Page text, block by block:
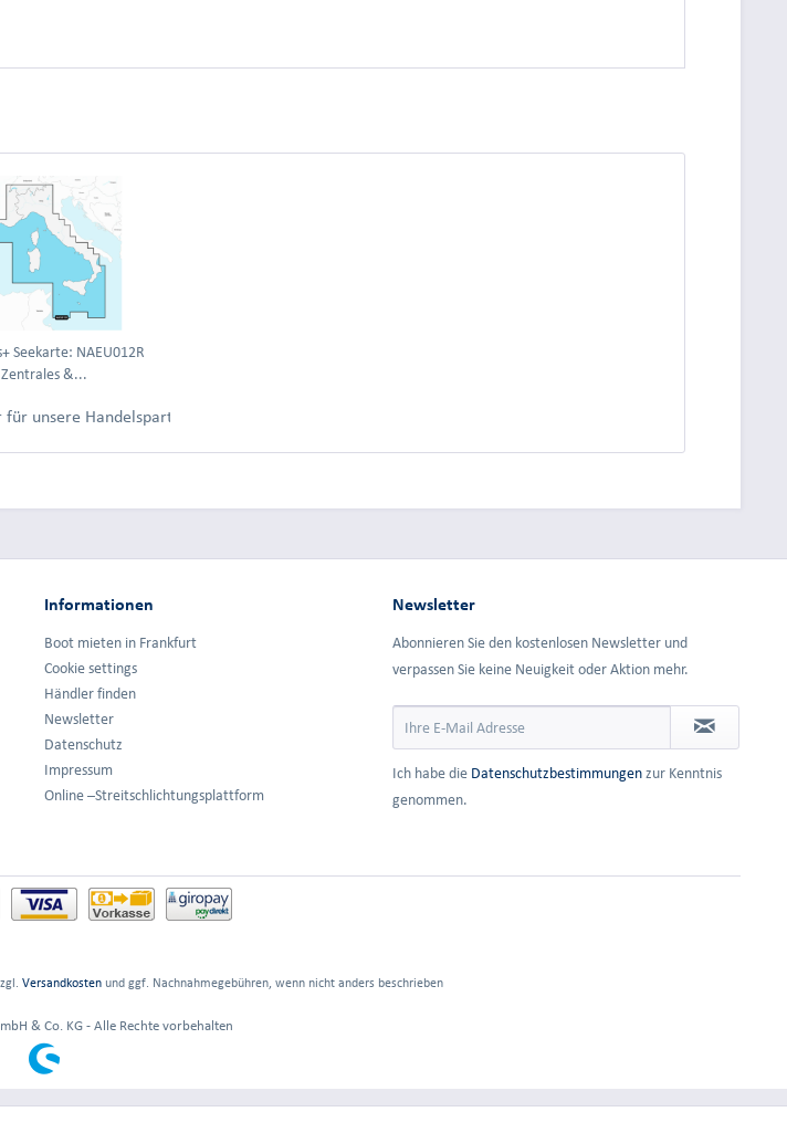
Seekarte: NAEU012R
Zentrales &...
für unsere Handelspartner nach Anmeldung.
Informationen
Boot mieten in Frankfurt
Cookie settings
Händler finden
Newsletter
Datenschutz
Impressum
Online –Streitschlichtungsplattform
Newsletter
Abonnieren Sie den kostenlosen Newsletter und
verpassen Sie keine Neuigkeit oder Aktion mehr.
Ich habe die Datenschutzbestimmungen zur Kenntnis
genommen.
Versandkostenund ggf. Nachnahmegebühren, wenn nicht anders beschrieben
& Co. KG - Alle Rechte vorbehalten